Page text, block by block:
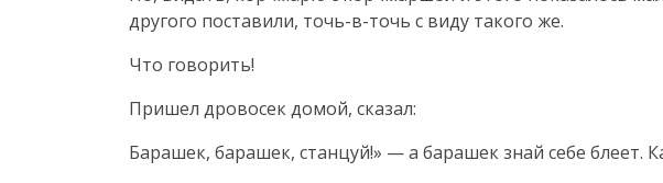
другого поставили, точь-в-точь с виду такого же.
Что говорить!
Пришел дровосек домой, сказал:
Барашек, барашек, станцуй!» — а барашек знай себе блеет.